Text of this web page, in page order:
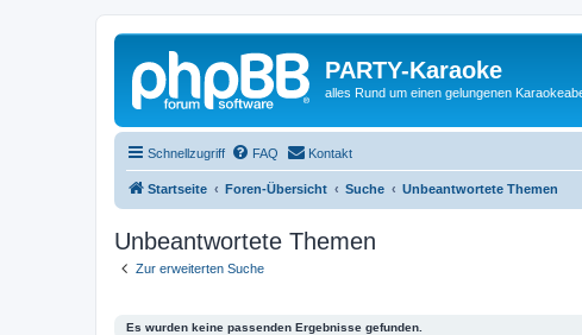
PARTY-Karaoke
alles Rund um einen gelungenen
Schnellzugriff FAQ Kontakt
Startseite Foren-Übersicht Suche Unbeantwortete Themen
Unbeantwortete Themen
Zur erweiterten Suche
Es wurden keine passenden Ergebnisse gefunden.